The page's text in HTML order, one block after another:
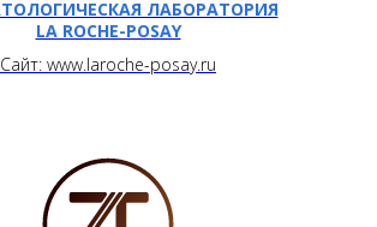
ЛАБОРАТОРИЯ
LA ROCHE-POSAY
Сайт: www.laroche-posay.ru